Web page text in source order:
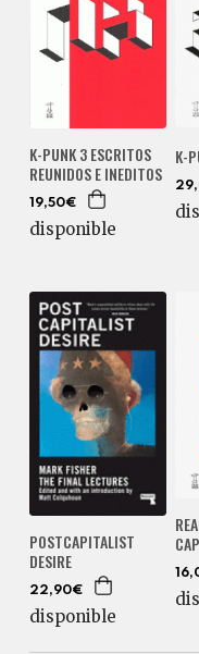
K-PUNK 3 ESCRITOS
REUNIDOS E INEDITOS
19,50€
disponible
K-
POSTCAPITALIST
DESIRE
22,90€
disponible